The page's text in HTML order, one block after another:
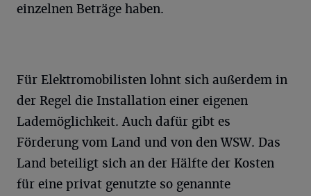
einzelnen Beträge haben.
Für Elektromobilisten lohnt sich außerdem in
der Regel die Installation einer eigenen
Lademöglichkeit. Auch dafür gibt es
Förderung vom Land und von den WSW. Das
Land beteiligt sich an der Hälfte der Kosten
für eine privat genutzte so genannte